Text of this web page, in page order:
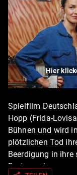
Hier
Spielfilm
Hopp (Frida-
Bühnen und wird
plötzlichen Tod
Beerdigung in
Dort angekommen